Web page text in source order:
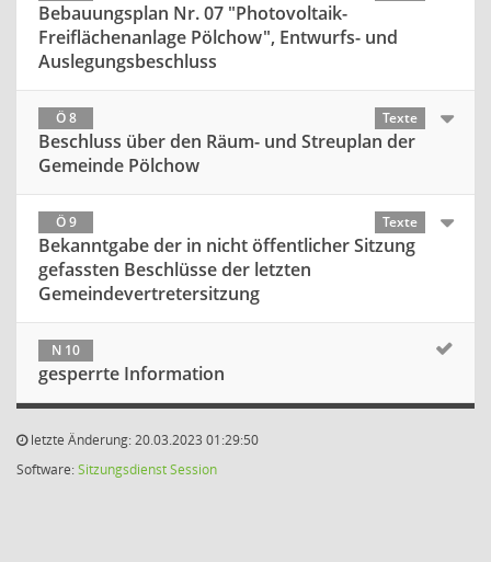
Bebauungsplan Nr. 07 "Photovoltaik-
Freiflächenanlage Pölchow", Entwurfs- und
Auslegungsbeschluss
Ö 8 Texte
Beschluss über den Räum- und Streuplan der
Gemeinde Pölchow
Ö 9 Texte
Bekanntgabe der in nicht öffentlicher Sitzung
gefassten Beschlüsse der letzten
Gemeindevertretersitzung
N 10
gesperrte Information
letzte Änderung: 20.03.2023 01:29:50
Software:SitzungsdienstSession